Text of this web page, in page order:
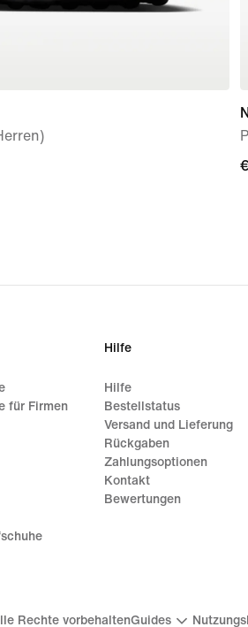
für Firmen
Hilfe
Hilfe
Bestellstatus
Versand und Lieferung
Rückgaben
Zahlungsoptionen
Kontakt
Bewertungen
Rechte vorbehaltenGuides